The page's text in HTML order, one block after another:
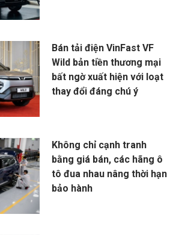
Bán tải điện VinFast VF
Wild bản tiền thương mại
bất ngờ xuất hiện với loạt
thay đổi đáng chú ý
Không chỉ cạnh tranh
bằng giá bán, các hãng ô
tô đua nhau nâng thời hạn
bảo hành